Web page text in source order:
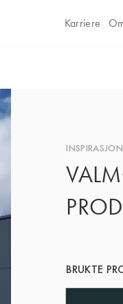
Karriere
INSPIRASJON
BRUKTE